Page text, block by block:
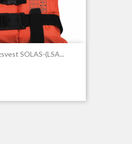
SOLAS-(LSA...